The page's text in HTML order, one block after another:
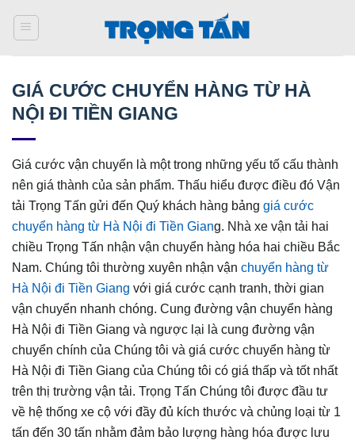
qua
GIÁ CƯỚC CHUYỂN HÀNG TỪ HÀ
NỘI ĐI TIỀN GIANG
Giá cước vận chuyển là một trong những yếu tố cấu thành
nên giá thành của sản phẩm. Thấu hiểu được điều đó Vận
tải Trọng Tấn gửi đến Quý khách hàng bảng giá cước
chuyển hàng từ Hà Nội đi Tiền Giang. Nhà xe vận tải hai
chiều Trọng Tấn nhận vận chuyển hàng hóa hai chiều Bắc
Nam. Chúng tôi thường xuyên nhận vận chuyển hàng từ
Hà Nội đi Tiền Giang với giá cước cạnh tranh, thời gian
vận chuyển nhanh chóng. Cung đường vận chuyển hàng
Hà Nội đi Tiền Giang và ngược lại là cung đường vận
chuyển chính của Chúng tôi và giá cước chuyển hàng từ
Hà Nội đi Tiền Giang của Chúng tôi có giá thấp và tốt nhất
trên thị trường vận tải. Trọng Tấn Chúng tôi được đầu tư
về hệ thống xe cộ với đầy đủ kích thước và chủng loại từ 1
tấn đến 30 tấn nhằm đảm bảo lượng hàng hóa được lưu